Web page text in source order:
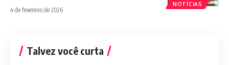
NOTÍCIAS
4 de fevereiro de 2026
Talvez você curta